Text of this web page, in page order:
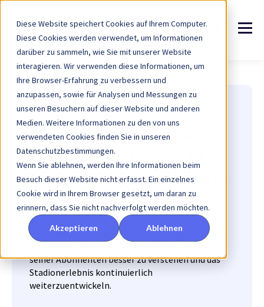
Diese Website speichert Cookies auf Ihrem Computer.
Diese Cookies werden verwendet, um Informationen
darüber zu sammeln, wie Sie mit unserer Website
interagieren. Wir verwenden diese Informationen, um
Ihre Browser-Erfahrung zu verbessern und
anzupassen, sowie für Analysen und Messungen zu
unseren Besuchern auf dieser Website und anderen
Medien. Weitere Informationen zu den von uns
verwendeten Cookies finden Sie in unseren
Datenschutzbestimmungen.
Wenn Sie ablehnen, werden Ihre Informationen beim
Besuch dieser Website nicht erfasst. Ein einzelnes
Cookie wird in Ihrem Browser gesetzt, um daran zu
erinnern, dass Sie nicht nachverfolgt werden möchten.
Akzeptieren Ablehnen
Use case : Aviron Bayonnais
Aviron Bayonnais: Fan-
Feedback in konkrete
Maßnahmen verwandeln
Mit dem GuestViews-Modul hat Aviron Bayonnais
einen strukturierten Feedbackprozess für seine
Dauerkarteninhaber eingeführt. Die gewonnenen
seiner Abonnenten besser zu verstehen und das
Stadionerlebnis kontinuierlich
weiterzuentwickeln.